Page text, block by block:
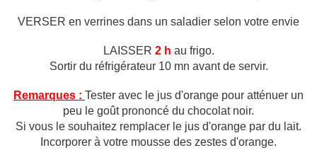
VERSER en verrines dans un saladier selon votre envie
LAISSER 2 h au frigo.
Sortir du réfrigérateur 10 mn avant de servir.
Remarques : Tester avec le jus d'orange pour atténuer un
peu le goût prononcé du chocolat noir.
Si vous le souhaitez remplacer le jus d'orange par du lait.
Incorporer à votre mousse des zestes d'orange.